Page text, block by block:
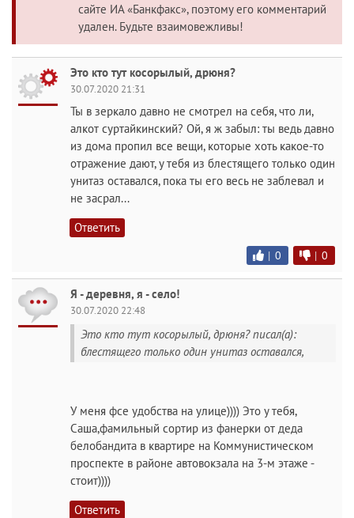
сайте ИА «Банкфакс», поэтому его комментарий
удален. Будьте взаимовежливы!
Это кто тут косорылый, дрюня?
30.07.2020 21:31
Ты в зеркало давно не смотрел на себя, что ли,
алкот суртайкинский? Ой, я ж забыл: ты ведь давно
из дома пропил все вещи, которые хоть какое-то
отражение дают, у тебя из блестящего только один
унитаз оставался, пока ты его весь не заблевал и
не засрал...
Ответить
| 0 | 0
Я - деревня, я - село!
30.07.2020 22:48
Это кто тут косорылый, дрюня? писал(а):
блестящего только один унитаз оставался,
У меня фсе удобства на улице)))) Это у тебя,
Саша,фамильный сортир из фанерки от деда
белобандита в квартире на Коммунистическом
проспекте в районе автовокзала на 3-м этаже -
стоит))))
Ответить